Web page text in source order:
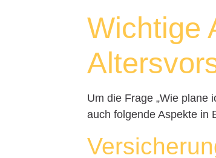
Wichtige
Um die Frage „Wie plane
auch folgende Aspekte in